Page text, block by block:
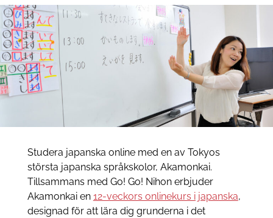
Studera japanska online med en av Tokyos
största japanska språkskolor, Akamonkai.
Tillsammans med Go! Go! Nihon erbjuder
Akamonkai en 12-veckors onlinekurs i japanska,
designad för att lära dig grunderna i det